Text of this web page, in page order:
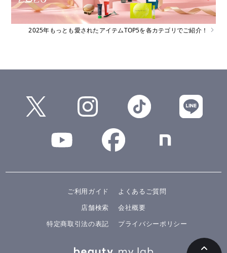
2025年もっとも愛されたアイテムTOP5を各カテゴリでご紹介！
ご利用ガイド
よくあるご質問
店舗検索
会社概要
特定商取引法の表記
プライバシーポリシー